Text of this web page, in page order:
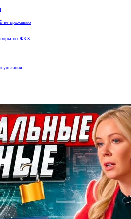
не проживаю
споры по ЖКХ